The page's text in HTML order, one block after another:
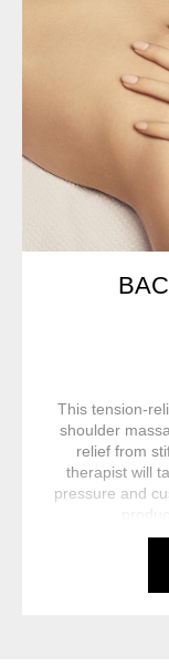
This tension-
shoulder
relief from
therapist will
pressure and